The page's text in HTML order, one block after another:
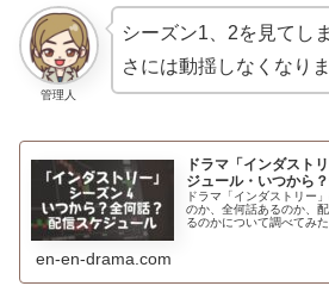
管理人
シーズン1、2を見てし
さには動揺しなくなり
ドラマ「インダスト
ジュール・いつから
ドラマ「インダストリー
のか、全何話あるのか、
るのかについて調べてみた
en-en-drama.com